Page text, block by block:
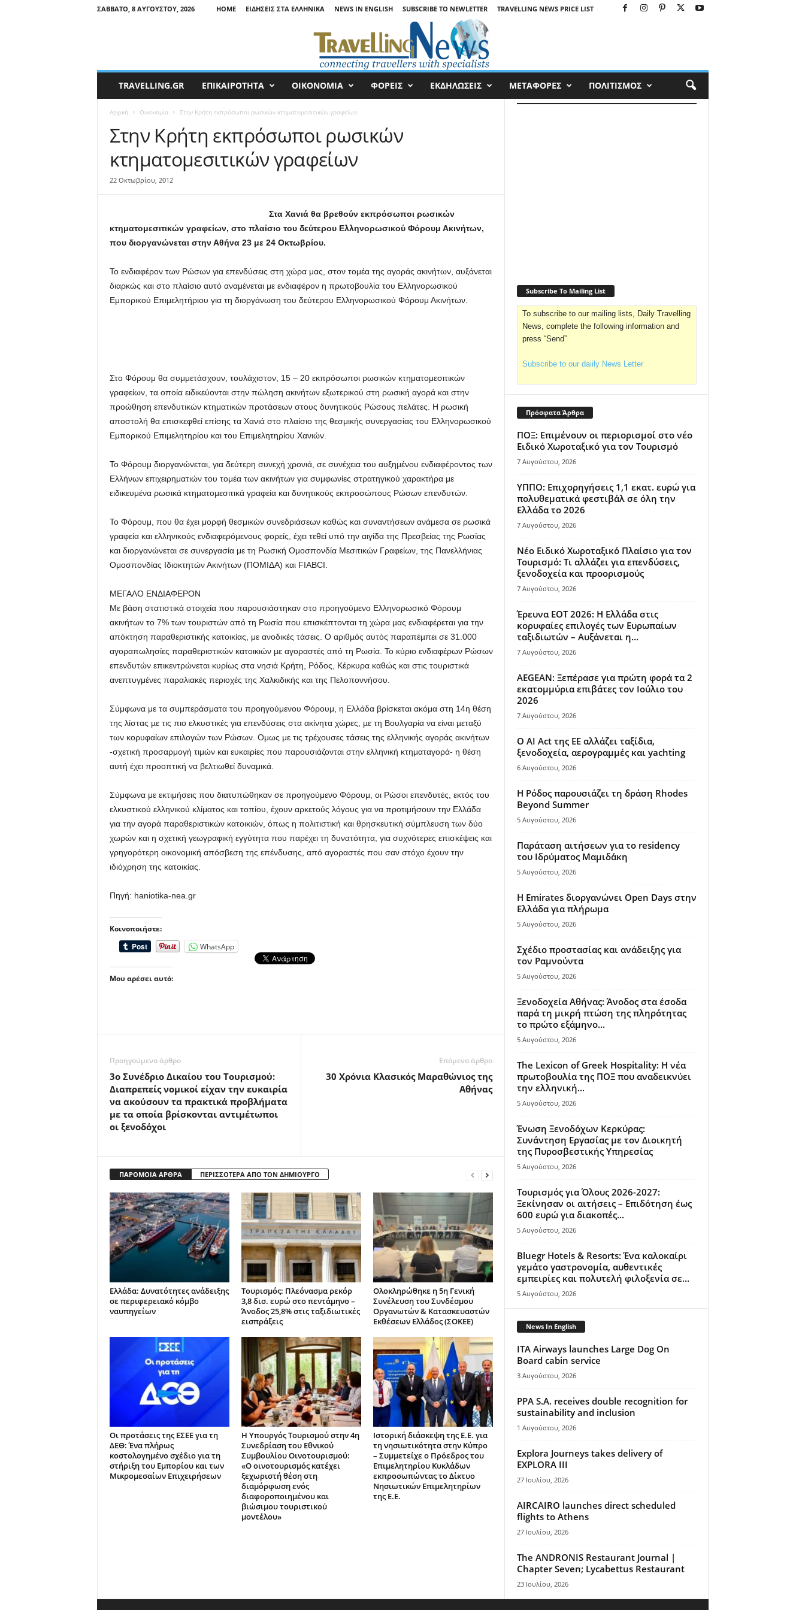
ΣΆΒΒΑΤΟ, 8 ΑΥΓΟΎΣΤΟΥ, 2026 HOME ΕΙΔΉΣΕΙΣ ΣΤΑ ΕΛΛΗΝΙΚΆ NEWS IN ENGLISH SUBSCRIBE TO NEWLETTER TRAVELLING NEWS PRICE LIST
a
TRAVELLING.GR ΕΠΙΚΑΙΡΟΤΗΤΑ ΟΙΚΟΝΟΜΙΑ ΦΟΡΕΙΣ ΕΚΔΗΛΩΣΕΙΣ ΜΕΤΑΦΟΡΕΣ ΠΟΛΙΤΙΣΜΟΣ
Αρχική Οικονομία Στην Κρήτη εκπρόσωποι ρωσικών κτηματομεσιτικών γραφείων
Στην Κρήτη εκπρόσωποι ρωσικών
κτηματομεσιτικών γραφείων
22 Οκτωβρίου, 2012
Στα Χανιά θα βρεθούν εκπρόσωποι ρωσικών
κτηματομεσιτικών γραφείων, στο πλαίσιο του δεύτερου Ελληνορωσικού Φόρουμ Ακινήτων,
που διοργανώνεται στην Αθήνα 23 με 24 Οκτωβρίου.
Το ενδιαφέρον των Ρώσων για επενδύσεις στη χώρα μας, στον τομέα της αγοράς ακινήτων, αυξάνεται
διαρκώς και στο πλαίσιο αυτό αναμένεται με ενδιαφέρον η πρωτοβουλία του Ελληνορωσικού
Εμπορικού Επιμελητήριου για τη διοργάνωση του δεύτερου Ελληνορωσικού Φόρουμ Ακινήτων.
Στο Φόρουμ θα συμμετάσχουν, τουλάχιστον, 15 – 20 εκπρόσωποι ρωσικών κτηματομεσιτικών
γραφείων, τα οποία ειδικεύονται στην πώληση ακινήτων εξωτερικού στη ρωσική αγορά και στην
προώθηση επενδυτικών κτηματικών προτάσεων στους δυνητικούς Ρώσους πελάτες. Η ρωσική
αποστολή θα επισκεφθεί επίσης τα Χανιά στο πλαίσιο της θεσμικής συνεργασίας του Ελληνορωσικού
Εμπορικού Επιμελητηρίου και του Επιμελητηρίου Χανιών.
Το Φόρουμ διοργανώνεται, για δεύτερη συνεχή χρονιά, σε συνέχεια του αυξημένου ενδιαφέροντος των
Ελλήνων επιχειρηματιών του τομέα των ακινήτων για συμφωνίες στρατηγικού χαρακτήρα με
ειδικευμένα ρωσικά κτηματομεσιτικά γραφεία και δυνητικούς εκπροσώπους Ρώσων επενδυτών.
Το Φόρουμ, που θα έχει μορφή θεσμικών συνεδριάσεων καθώς και συναντήσεων ανάμεσα σε ρωσικά
γραφεία και ελληνικούς ενδιαφερόμενους φορείς, έχει τεθεί υπό την αιγίδα της Πρεσβείας της Ρωσίας
και διοργανώνεται σε συνεργασία με τη Ρωσική Ομοσπονδία Μεσιτικών Γραφείων, της Πανελλήνιας
Ομοσπονδίας Ιδιοκτητών Ακινήτων (ΠΟΜΙΔΑ) και FIABCI.
ΜΕΓΑΛΟ ΕΝΔΙΑΦΕΡΟΝ
Με βάση στατιστικά στοιχεία που παρουσιάστηκαν στο προηγούμενο Ελληνορωσικό Φόρουμ
ακινήτων το 7% των τουριστών από τη Ρωσία που επισκέπτονται τη χώρα µας ενδιαφέρεται για την
απόκτηση παραθεριστικής κατοικίας, με ανοδικές τάσεις. Ο αριθµός αυτός παραπέµπει σε 31.000
αγοραπωλησίες παραθεριστικών κατοικιών µε αγοραστές από τη Ρωσία. Το κύριο ενδιαφέρων Ρώσων
επενδυτών επικεντρώνεται κυρίως στα νησιά Κρήτη, Ρόδος, Κέρκυρα καθώς και στις τουριστικά
ανεπτυγμένες παραλιακές περιοχές της Χαλκιδικής και της Πελοποννήσου.
Σύμφωνα με τα συμπεράσματα του προηγούμενου Φόρουμ, η Ελλάδα βρίσκεται ακόμα στη 14η θέση
της λίστας µε τις πιο ελκυστικές για επενδύσεις στα ακίνητα χώρες, µε τη Βουλγαρία να είναι µεταξύ
των κορυφαίων επιλογών των Ρώσων. Ομως με τις τρέχουσες τάσεις της ελληνικής αγοράς ακινήτων
-σχετική προσαρμογή τιμών και ευκαιρίες που παρουσιάζονται στην ελληνική κτηματαγορά- η θέση
αυτή έχει προοπτική να βελτιωθεί δυναμικά.
Σύμφωνα με εκτιμήσεις που διατυπώθηκαν σε προηγούμενο Φόρουμ, οι Ρώσοι επενδυτές, εκτός του
ελκυστικού ελληνικού κλίματος και τοπίου, έχουν αρκετούς λόγους για να προτιμήσουν την Ελλάδα
για την αγορά παραθεριστικών κατοικιών, όπως η πολιτιστική και θρησκευτική σύμπλευση των δύο
χωρών και η σχετική γεωγραφική εγγύτητα που παρέχει τη δυνατότητα, για συχνότερες επισκέψεις και
γρηγορότερη οικονομική απόσβεση της επένδυσης, από αγοραστές που σαν στόχο έχουν την
ιδιόχρηση της κατοικίας.
Πηγή: haniotika-nea.gr
Κοινοποιήστε:
WhatsApp
Μου αρέσει αυτό:
Προηγούμενο άρθρο
3ο Συνέδριο Δικαίου του Τουρισμού:
Διαπρεπείς νομικοί είχαν την ευκαιρία
να ακούσουν τα πρακτικά προβλήματα
με τα οποία βρίσκονται αντιμέτωποι
οι ξενοδόχοι
Επόμενο άρθρο
30 Χρόνια Κλασικός Μαραθώνιος της
Αθήνας
ΠΑΡΟΜΟΙΑ ΑΡΘΡΑ ΠΕΡΙΣΣΟΤΕΡΑ ΑΠΟ ΤΟΝ ΔΗΜΙΟΥΡΓΟ
Ελλάδα: Δυνατότητες ανάδειξης
σε περιφερειακό κόμβο
ναυπηγείων
Τουρισμός: Πλεόνασμα ρεκόρ
3,8 δισ. ευρώ στο πεντάμηνο –
Άνοδος 25,8% στις ταξιδιωτικές
εισπράξεις
Ολοκληρώθηκε η 5η Γενική
Συνέλευση του Συνδέσμου
Οργανωτών & Κατασκευαστών
Εκθέσεων Ελλάδος (ΣΟΚΕΕ)
Οι προτάσεις της ΕΣΕΕ για τη
ΔΕΘ: Ένα πλήρως
κοστολογημένο σχέδιο για τη
στήριξη του Εμπορίου και των
Μικρομεσαίων Επιχειρήσεων
Η Υπουργός Τουρισμού στην 4η
Συνεδρίαση του Εθνικού
Συμβουλίου Οινοτουρισμού:
«Ο οινοτουρισμός κατέχει
ξεχωριστή θέση στη
διαμόρφωση ενός
διαφοροποιημένου και
βιώσιμου τουριστικού
μοντέλου»
Ιστορική διάσκεψη της Ε.Ε. για
τη νησιωτικότητα στην Κύπρο
– Συμμετείχε ο Πρόεδρος του
Επιμελητηρίου Κυκλάδων
εκπροσωπώντας το Δίκτυο
Νησιωτικών Επιμελητηρίων
της Ε.Ε.
Subscribe To Mailing List
To subscribe to our mailing lists, Daily Travelling
News, complete the following information and
press “Send”
Subscribe to our daiily News Letter
Πρόσφατα Άρθρα
ΠΟΞ: Επιμένουν οι περιορισμοί στο νέο
Ειδικό Χωροταξικό για τον Τουρισμό
7 Αυγούστου, 2026
ΥΠΠΟ: Επιχορηγήσεις 1,1 εκατ. ευρώ για
πολυθεματικά φεστιβάλ σε όλη την
Ελλάδα το 2026
7 Αυγούστου, 2026
Νέο Ειδικό Χωροταξικό Πλαίσιο για τον
Τουρισμό: Τι αλλάζει για επενδύσεις,
ξενοδοχεία και προορισμούς
7 Αυγούστου, 2026
Έρευνα ΕΟΤ 2026: Η Ελλάδα στις
κορυφαίες επιλογές των Ευρωπαίων
ταξιδιωτών – Αυξάνεται η...
7 Αυγούστου, 2026
AEGEAN: Ξεπέρασε για πρώτη φορά τα 2
εκατομμύρια επιβάτες τον Ιούλιο του
2026
7 Αυγούστου, 2026
Ο AI Act της ΕΕ αλλάζει ταξίδια,
ξενοδοχεία, αερογραμμές και yachting
6 Αυγούστου, 2026
Η Ρόδος παρουσιάζει τη δράση Rhodes
Beyond Summer
5 Αυγούστου, 2026
Παράταση αιτήσεων για το residency
του Ιδρύματος Μαμιδάκη
5 Αυγούστου, 2026
Η Emirates διοργανώνει Open Days στην
Ελλάδα για πλήρωμα
5 Αυγούστου, 2026
Σχέδιο προστασίας και ανάδειξης για
τον Ραμνούντα
5 Αυγούστου, 2026
Ξενοδοχεία Αθήνας: Άνοδος στα έσοδα
παρά τη μικρή πτώση της πληρότητας
το πρώτο εξάμηνο...
5 Αυγούστου, 2026
The Lexicon of Greek Hospitality: Η νέα
πρωτοβουλία της ΠΟΞ που αναδεικνύει
την ελληνική...
5 Αυγούστου, 2026
Ένωση Ξενοδόχων Κερκύρας:
Συνάντηση Εργασίας με τον Διοικητή
της Πυροσβεστικής Υπηρεσίας
5 Αυγούστου, 2026
Τουρισμός για Όλους 2026-2027:
Ξεκίνησαν οι αιτήσεις – Επιδότηση έως
600 ευρώ για διακοπές...
5 Αυγούστου, 2026
Bluegr Hotels & Resorts: Ένα καλοκαίρι
γεμάτο γαστρονομία, αυθεντικές
εμπειρίες και πολυτελή φιλοξενία σε...
5 Αυγούστου, 2026
News In English
ITA Airways launches Large Dog On
Board cabin service
3 Αυγούστου, 2026
PPA S.A. receives double recognition for
sustainability and inclusion
1 Αυγούστου, 2026
Explora Journeys takes delivery of
EXPLORA III
27 Ιουλίου, 2026
AIRCAIRO launches direct scheduled
flights to Athens
27 Ιουλίου, 2026
The ANDRONIS Restaurant Journal |
Chapter Seven; Lycabettus Restaurant
23 Ιουλίου, 2026